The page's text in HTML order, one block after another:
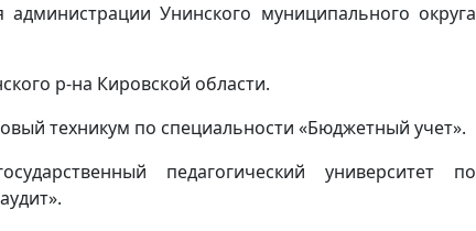
Унинского муниципального округа
р-на Кировской области.
техникум по специальности «Бюджетный учет».
педагогический университет по